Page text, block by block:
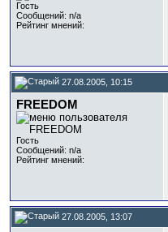
Гость
Сообщений: n/a
Рейтинг мнений:
27.08.2005, 10:15
FREEDOM
Гость
Сообщений: n/a
Рейтинг мнений:
27.08.2005, 13:07